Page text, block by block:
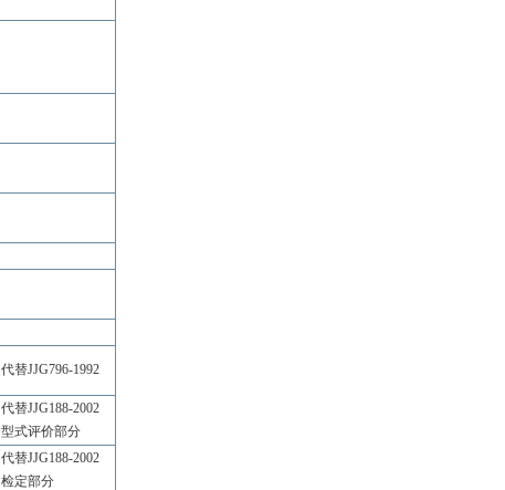
代替JJG796-1992
代替JJG188-2002
型式评价部分
代替JJG188-2002
检定部分